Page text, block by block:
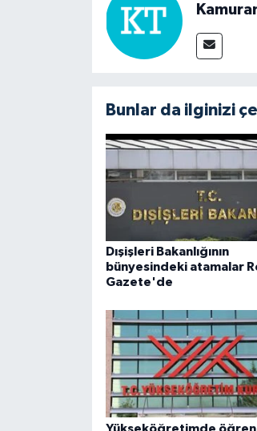
Bunlar da ilginizi
Dışişleri Bakanlığının
bünyesindeki atamalar
Gazete'de
Yükseköğretimde